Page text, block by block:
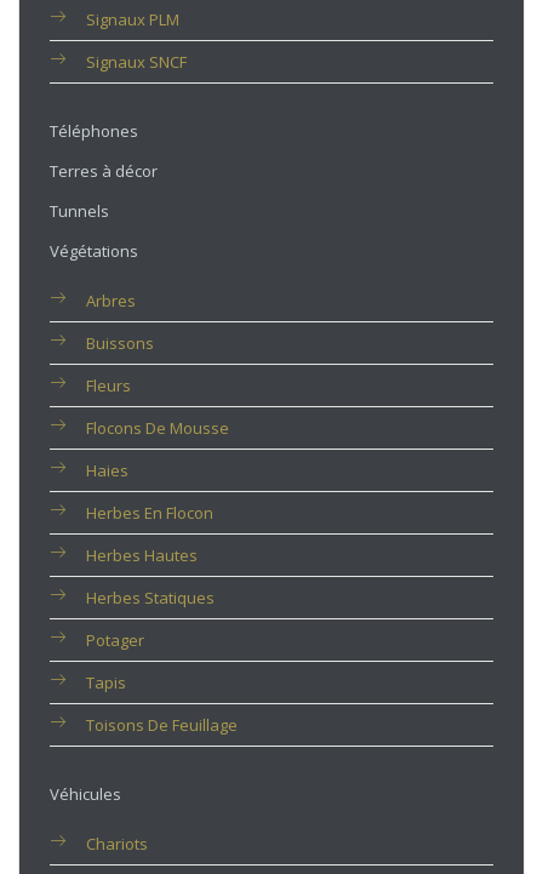
Signaux PLM
Signaux SNCF
Téléphones
Terres à décor
Tunnels
Végétations
Arbres
Buissons
Fleurs
Flocons De Mousse
Haies
Herbes En Flocon
Herbes Hautes
Herbes Statiques
Potager
Tapis
Toisons De Feuillage
Véhicules
Chariots